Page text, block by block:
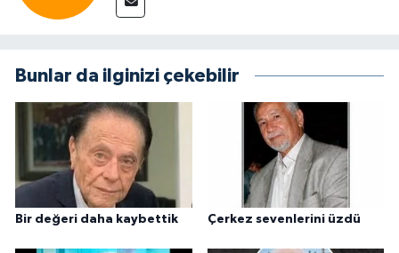
Bunlar da ilginizi çekebilir
Bir değeri daha kaybettik Çerkez sevenlerini üzdü